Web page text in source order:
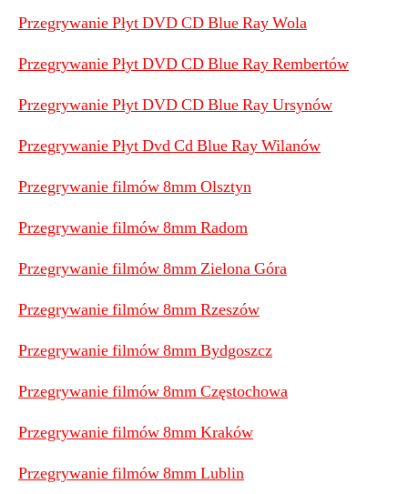
Przegrywanie Płyt DVD CD Blue Ray Wola
Przegrywanie Płyt DVD CD Blue Ray Rembertów
Przegrywanie Płyt DVD CD Blue Ray Ursynów
Przegrywanie Płyt Dvd Cd Blue Ray Wilanów
Przegrywanie filmów 8mm Olsztyn
Przegrywanie filmów 8mm Radom
Przegrywanie filmów 8mm Zielona Góra
Przegrywanie filmów 8mm Rzeszów
Przegrywanie filmów 8mm Bydgoszcz
Przegrywanie filmów 8mm Częstochowa
Przegrywanie filmów 8mm Kraków
Przegrywanie filmów 8mm Lublin